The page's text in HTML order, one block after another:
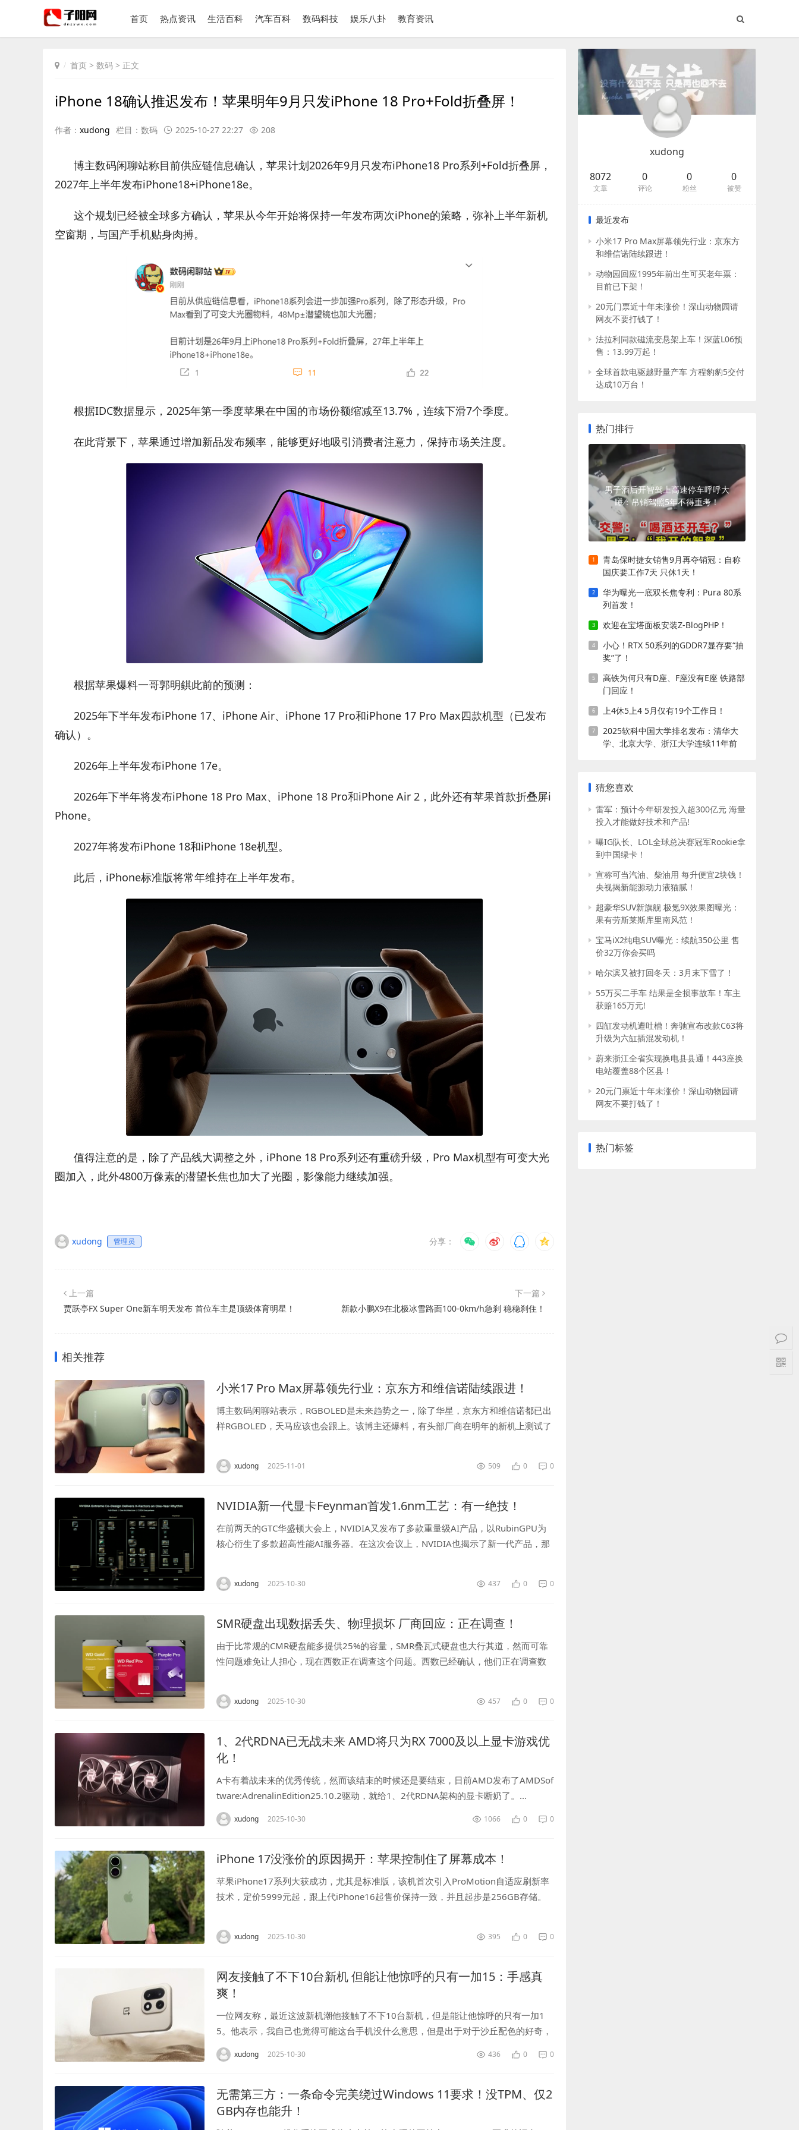
首页 热点资讯 生活百科 汽车百科 数码科技 娱乐八卦 教育资讯
首页 > 数码 > 正文
iPhone 18确认推迟发布！苹果明年9月只发iPhone 18 Pro+Fold折叠屏！
作者： xudong 栏目： 数码 2025-10-27 22:27 208
博主数码闲聊站称目前供应链信息确认，苹果计划2026年9月只发布iPhone18 Pro系列+Fold折叠屏，
2027年上半年发布iPhone18+iPhone18e。
这个规划已经被全球多方确认，苹果从今年开始将保持一年发布两次iPhone的策略，弥补上半年新机
空窗期，与国产手机贴身肉搏。
根据IDC数据显示，2025年第一季度苹果在中国的市场份额缩减至13.7%，连续下滑7个季度。
在此背景下，苹果通过增加新品发布频率，能够更好地吸引消费者注意力，保持市场关注度。
根据苹果爆料一哥郭明錤此前的预测：
2025年下半年发布iPhone 17、iPhone Air、iPhone 17 Pro和iPhone 17 Pro Max四款机型（已发布
确认）。
2026年上半年发布iPhone 17e。
2026年下半年将发布iPhone 18 Pro Max、iPhone 18 Pro和iPhone Air 2，此外还有苹果首款折叠屏i
Phone。
2027年将发布iPhone 18和iPhone 18e机型。
此后，iPhone标准版将常年维持在上半年发布。
值得注意的是，除了产品线大调整之外，iPhone 18 Pro系列还有重磅升级，Pro Max机型有可变大光
圈加入，此外4800万像素的潜望长焦也加大了光圈，影像能力继续加强。
xudong 管理员 分享：
上一篇
贾跃亭FX Super One新车明天发布 首位车主是顶级体育明星！
下一篇
新款小鹏X9在北极冰雪路面100-0km/h急刹 稳稳刹住！
相关推荐
小米17 Pro Max屏幕领先行业：京东方和维信诺陆续跟进！
博主数码闲聊站表示，RGBOLED是未来趋势之一，除了华星，京东方和维信诺都已出
样RGBOLED，天马应该也会跟上。该博主还爆料，有头部厂商在明年的新机上测试了
xudong 2025-11-01 509 0 0
NVIDIA新一代显卡Feynman首发1.6nm工艺：有一绝技！
在前两天的GTC华盛顿大会上，NVIDIA又发布了多款重量级AI产品，以RubinGPU为
核心衍生了多款超高性能AI服务器。在这次会议上，NVIDIA也揭示了新一代产品，那
xudong 2025-10-30 437 0 0
SMR硬盘出现数据丢失、物理损坏 厂商回应：正在调查！
由于比常规的CMR硬盘能多提供25%的容量，SMR叠瓦式硬盘也大行其道，然而可靠
性问题难免让人担心，现在西数正在调查这个问题。西数已经确认，他们正在调查数
B红...
xudong 2025-10-30 457 0 0
1、2代RDNA已无战未来 AMD将只为RX 7000及以上显卡游戏优
化！
A卡有着战未来的优秀传统，然而该结束的时候还是要结束，日前AMD发布了AMDSof
tware:AdrenalinEdition25.10.2驱动，就给1、2代RDNA架构的显卡断奶了。...
xudong 2025-10-30 1066 0 0
iPhone 17没涨价的原因揭开：苹果控制住了屏幕成本！
苹果iPhone17系列大获成功，尤其是标准版，该机首次引入ProMotion自适应刷新率
技术，定价5999元起，跟上代iPhone16起售价保持一致，并且起步是256GB存储。
xudong 2025-10-30 395 0 0
网友接触了不下10台新机 但能让他惊呼的只有一加15：手感真
爽！
一位网友称，最近这波新机潮他接触了不下10台新机，但是能让他惊呼的只有一加1
5。他表示，我自己也觉得可能这台手机没什么意思，但是出于对于沙丘配色的好奇，
我还是下单了一加15，当我摸到它时我觉得这就是今年我最喜欢的手机之一，它出色
的手感和质感...
xudong 2025-10-30 436 0 0
无需第三方：一条命令完美绕过Windows 11要求！没TPM、仅2
GB内存也能升！
xudong
8072
文章
0
评论
0
粉丝
0
被赞
最近发布
小米17 Pro Max屏幕领先行业：京东方
和维信诺陆续跟进！
动物园回应1995年前出生可买老年票：
目前已下架！
20元门票近十年未涨价！深山动物园请
网友不要打钱了！
法拉利同款磁流变悬架上车！深蓝L06预
售：13.99万起！
全球首款电驱越野量产车 方程豹豹5交付
达成10万台！
热门排行
男子酒后开智驾上高速停车呼呼大
睡：吊销驾照5年不得重考！
青岛保时捷女销售9月再夺销冠：自称
国庆要工作7天 只休1天！
华为曝光一底双长焦专利：Pura 80系
列首发！
欢迎在宝塔面板安装Z-BlogPHP！
小心！RTX 50系列的GDDR7显存要“抽
奖”了！
高铁为何只有D座、F座没有E座 铁路部
门回应！
上4休5上4 5月仅有19个工作日！
2025软科中国大学排名发布：清华大
学、北京大学、浙江大学连续11年前
猜您喜欢
雷军：预计今年研发投入超300亿元 海量
投入才能做好技术和产品!
曝IG队长、LOL全球总决赛冠军Rookie拿
到中国绿卡！
宣称可当汽油、柴油用 每升便宜2块钱！
央视揭新能源动力液猫腻！
超豪华SUV新旗舰 极氪9X效果图曝光：
果有劳斯莱斯库里南风范！
宝马iX2纯电SUV曝光：续航350公里 售
价32万你会买吗
哈尔滨又被打回冬天：3月末下雪了！
55万买二手车 结果是全损事故车！车主
获赔165万元!
四缸发动机遭吐槽！奔驰宣布改款C63将
升级为六缸插混发动机！
蔚来浙江全省实现换电县县通！443座换
电站覆盖88个区县！
20元门票近十年未涨价！深山动物园请
网友不要打钱了！
热门标签